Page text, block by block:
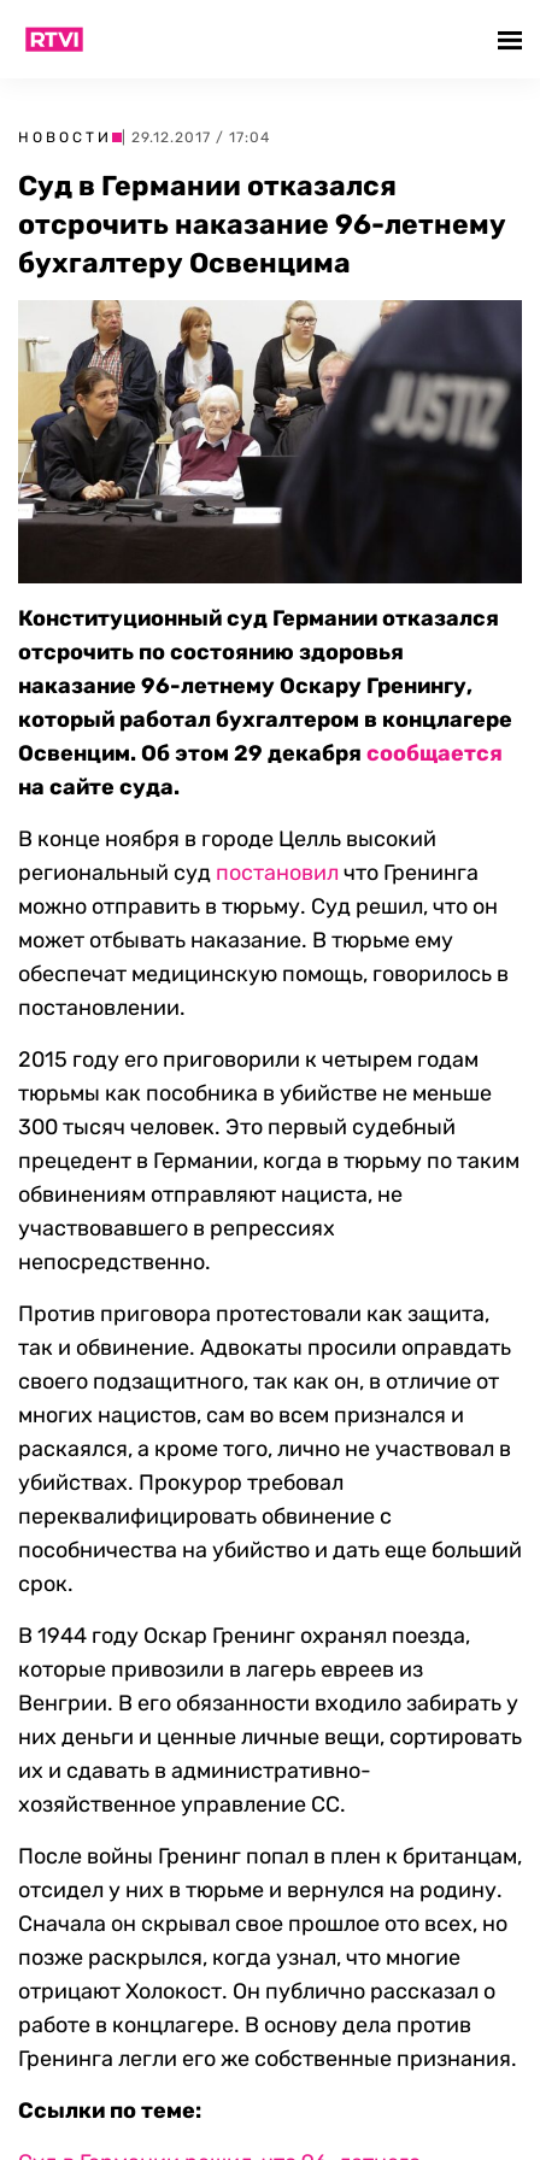
НОВОСТИ | 29.12.2017 / 17:04
Суд в Германии отказался
отсрочить наказание 96-летнему
бухгалтеру Освенцима
Конституционный суд Германии отказался
отсрочить по состоянию здоровья
наказание 96-летнему Оскару Гренингу,
который работал бухгалтером в концлагере
Освенцим. Об этом 29 декабря сообщается
на сайте суда.
В конце ноября в городе Целль высокий
региональный суд постановил что Гренинга
можно отправить в тюрьму. Суд решил, что он
может отбывать наказание. В тюрьме ему
обеспечат медицинскую помощь, говорилось в
постановлении.
2015 году его приговорили к четырем годам
тюрьмы как пособника в убийстве не меньше
300 тысяч человек. Это первый судебный
прецедент в Германии, когда в тюрьму по таким
обвинениям отправляют нациста, не
участвовавшего в репрессиях
непосредственно.
Против приговора протестовали как защита,
так и обвинение. Адвокаты просили оправдать
своего подзащитного, так как он, в отличие от
многих нацистов, сам во всем признался и
раскаялся, а кроме того, лично не участвовал в
убийствах. Прокурор требовал
переквалифицировать обвинение с
пособничества на убийство и дать еще больший
срок.
В 1944 году Оскар Гренинг охранял поезда,
которые привозили в лагерь евреев из
Венгрии. В его обязанности входило забирать у
них деньги и ценные личные вещи, сортировать
их и сдавать в административно-
хозяйственное управление СС.
После войны Гренинг попал в плен к британцам,
отсидел у них в тюрьме и вернулся на родину.
Сначала он скрывал свое прошлое ото всех, но
позже раскрылся, когда узнал, что многие
отрицают Холокост. Он публично рассказал о
работе в концлагере. В основу дела против
Гренинга легли его же собственные признания.
Ссылки по теме: